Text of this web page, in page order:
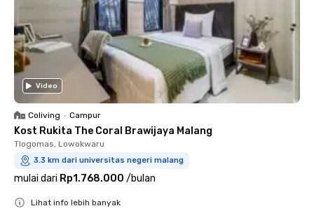
Video
Coliving • Campur
Kost Rukita The Coral Brawijaya Malang
Tlogomas, Lowokwaru
3.3 km dari universitas negeri malang
mulai dari Rp1.768.000 /bulan
Lihat info lebih banyak